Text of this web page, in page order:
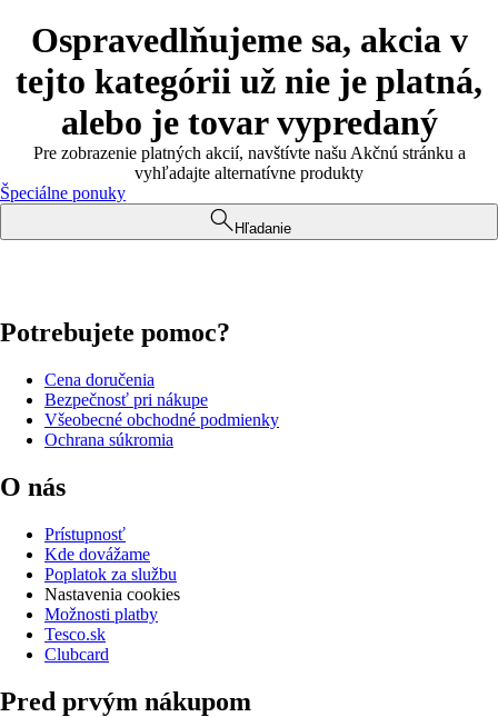
Ospravedlňujeme sa, akcia v
tejto kategórii už nie je platná,
alebo je tovar vypredaný
Pre zobrazenie platných akcií, navštívte našu Akčnú stránku a
vyhľadajte alternatívne produkty
Špeciálne ponuky
Hľadanie
Potrebujete pomoc?
Cena doručenia
Bezpečnosť pri nákupe
Všeobecné obchodné podmienky
Ochrana súkromia
O nás
Prístupnosť
Kde dovážame
Poplatok za službu
Nastavenia cookies
Možnosti platby
Tesco.sk
Clubcard
Pred prvým nákupom